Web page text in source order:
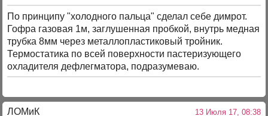
По принципу "холодного пальца" сделал себе димрот.
Гофра газовая 1м, заглушенная пробкой, внутрь медная
трубка 8мм через металлопластиковый тройник.
Термостатика по всей поверхности пастеризующего
охладителя дефлегматора, подразумеваю.
ЛОМиК 13 Июля 17, 08:38